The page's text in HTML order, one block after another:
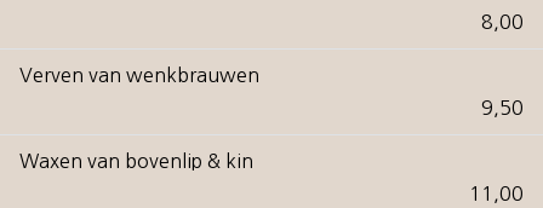
8,00
Verven van wenkbrauwen
9,50
Waxen van bovenlip & kin
11,00